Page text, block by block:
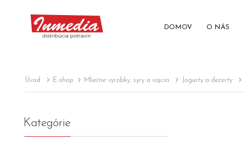
DOMOV O NÁS
Úvod E-shop Mliečne výrobky, syry a vajcia Jogurty a dezerty
Kategórie